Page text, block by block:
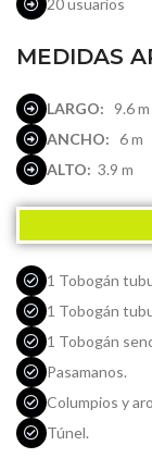
20 usuarios
MEDIDAS
LARGO: 9.6 m
ANCHO: 6 m
ALTO: 3.9 m
1 Tobogán
1 Tobogán
1 Tobogán
Pasamanos.
Columpios y
Túnel.